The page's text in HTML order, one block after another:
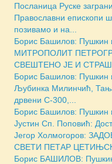
Посланица Руске
Православни епископи
позивамо и на...
Борис Башилов: Пушкин
МИТРОПОЛИТ
СВЕШТЕНО ЈЕ И
Борис Башилов: Пушкин
Љубинка Милинчић,
дрвени С-300,...
Борис Башилов: Пушкин
Јустин Сп. Поповић:
Јегор Холмогоров:
СВЕТИ ПЕТАР
Борис БАШИЛОВ: Пушкин